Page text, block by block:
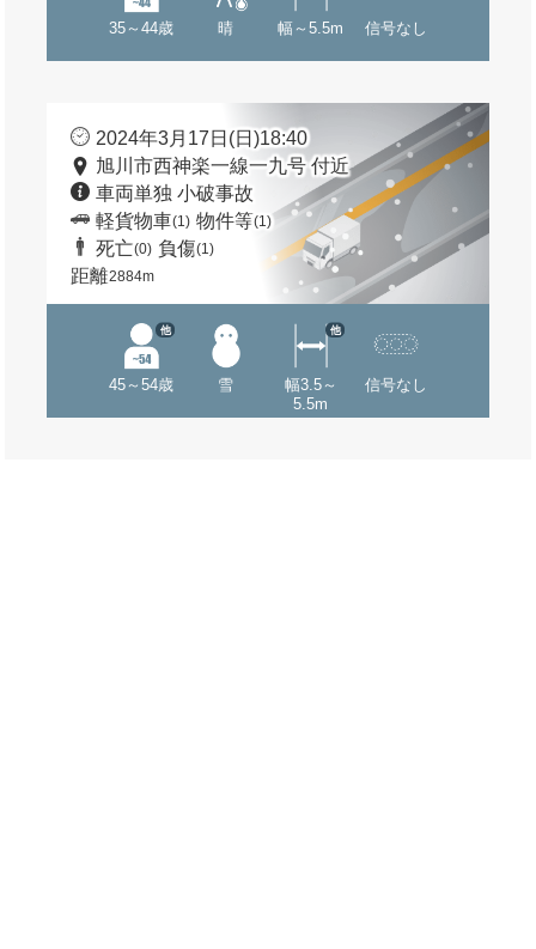
35～44歳 晴 幅～5.5m 信号なし
2024年3月17日(日)18:40
旭川市西神楽一線一九号 付近
車両単独 小破事故
軽貨物車(1) 物件等(1)
死亡(0) 負傷(1)
距離2884m
45～54歳
他
雪
幅3.5～
5.5m
他
信号なし